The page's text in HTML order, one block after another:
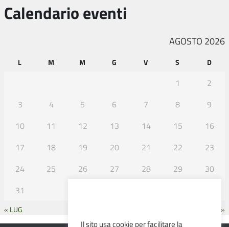
Calendario eventi
AGOSTO 2026
L M M G V S D
1
2
3
4 5 6 7 8
9
10
11 12 13 14 15
16
17
18 19 20 21 22
23
24
25 26 27 28 29
30
31
« LUG
SET »
Il sito usa cookie per facilitare la